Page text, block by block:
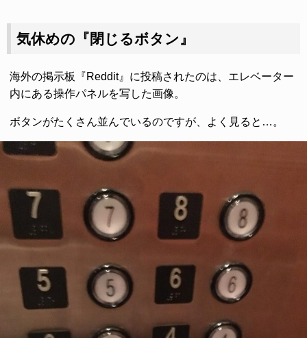
気休めの『閉じるボタン』
海外の掲示板『Reddit』に投稿されたのは、エレベーター
内にある操作パネルを写した画像。
ボタンがたくさん並んでいるのですが、よく見ると…。